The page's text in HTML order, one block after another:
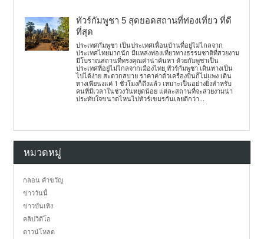
ทัวร์กัมพูชา 5 สุดยอดสถานที่ท่องเที่ยว ที่ดี
ที่สุด
ประเทศกัมพูชา เป็นประเทศเพื่อนบ้านที่อยู่ไม่ไกลจาก
ประเทศไทยมากนัก มีแหล่งท่องเที่ยวทางธรรมชาติที่สวยงาม
มีโบราณสถานที่ทรงคุณค่าน่าค้นหา ด้วยกัมพูชาเป็น
ประเทศที่อยู่ไม่ไกลจากเมืองไทย ทัวร์กัมพูชา เดินทางเป็น
ไปได้ง่าย สะดวกสบาย ราคาค่าตั๋วเครื่องบินก็ไม่แพง เดิน
ทางเพียนงแค่ 1 ชั่วโมงก็ถึงแล้ว เหมาะเป็นอย่างยิ่งสำหรับ
คนที่มีเวลาในช่วงวันหยุดน้อย แต่ละสถานที่จะสวยงามน่า
ประทับใจขนาดไหนไปทัวร์เขมรกันเลยดีกว่า...
หมวดหมู่
กลอน คำขวัญ
ข่าววันนี้
ข่าวบันเทิง
คลิปวิดีโอ
ดาวน์โหลด